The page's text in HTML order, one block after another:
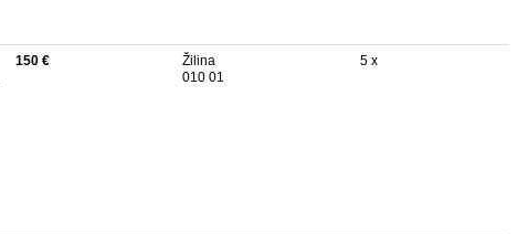
150 €
Žilina
010 01
5 x